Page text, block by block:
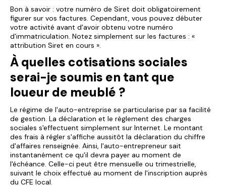
Bon à savoir : votre numéro de Siret doit obligatoirement
figurer sur vos factures. Cependant, vous pouvez débuter
votre activité avant d'avoir obtenu votre numéro
d'immatriculation. Notez simplement sur les factures : «
attribution Siret en cours ».
À quelles cotisations sociales
serai-je soumis en tant que
loueur de meublé ?
Le régime de l'auto-entreprise se particularise par sa facilité
de gestion. La déclaration et le règlement des charges
sociales s'effectuent simplement sur Internet. Le montant
des frais à régler s'affiche aussitôt la déclaration du chiffre
d'affaires renseignée. Ainsi, l'auto-entrepreneur sait
instantanément ce qu'il devra payer au moment de
l'échéance. Celle-ci peut être mensuelle ou trimestrielle,
suivant le choix effectué au moment de l'inscription auprès
du CFE local.